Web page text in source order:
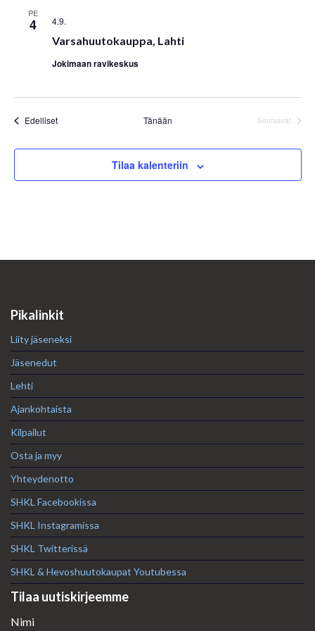
PE
4
Varsahuutokauppa, Lahti
4.9.
Jokimaan ravikeskus
EdellisetTapahtumat Tänään
Seuraavat
Tilaa kalenteriin
Pikalinkit
Liity jäseneksi
Jäsenedut
Lehti
Ajankohtaista
Kilpailut
Osta ja myy
Yhteydenotto
SHKL Facebookissa
SHKL Instagramissa
SHKL Twitterissä
SHKL & Hevoshuutokaupat Youtubessa
Tilaa uutiskirjeemme
Nimi